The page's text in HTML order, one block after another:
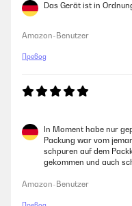
Das Gerät ist in
Amazon-Benutzer
Превод
In Moment habe nur
Packung war vom
schpuren auf dem
gekommen und auch
Amazon-Benutzer